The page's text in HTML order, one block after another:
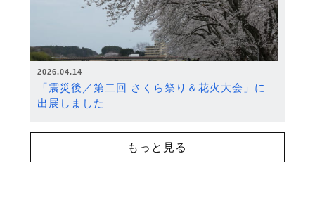
2026.04.14
「震災後／第二回 さくら祭り＆花火大会」に
出展しました
もっと見る